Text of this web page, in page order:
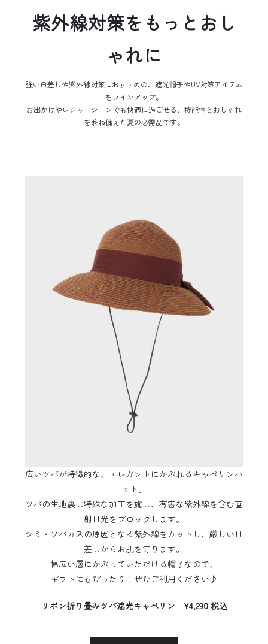
紫外線対策をもっとおし
ゃれに
強い日差しや紫外線対策におすすめの、遮光帽子やUV対策アイテム
をラインアップ。
お出かけやレジャーシーンでも快適に過ごせる、機能性とおしゃれ
を兼ね備えた夏の必需品です。
広いツバが特徴的な、エレガントにかぶれるキャペリンハ
ット。
ツバの生地裏は特殊な加工を施し、有害な紫外線を含む直
射日光をブロックします。
シミ・ソバカスの原因となる紫外線をカットし、厳しい日
差しからお肌を守ります。
幅広い層にかぶっていただける帽子なので、
ギフトにもぴったり！ぜひご利用ください♪
リボン折り畳みツバ遮光キャペリン ¥4,290 税込